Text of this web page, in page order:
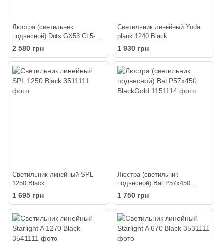
Люстра (светильник
подвесной) Dots GX53 СL5-
1100 Black
2 580 грн
Светильник линейный Yoda
plank 1240 Black
1 930 грн
Светильник линейный SPL
1250 Black
1 695 грн
Люстра (светильник
подвесной) Bat P57х450
BlackGold
1 750 грн